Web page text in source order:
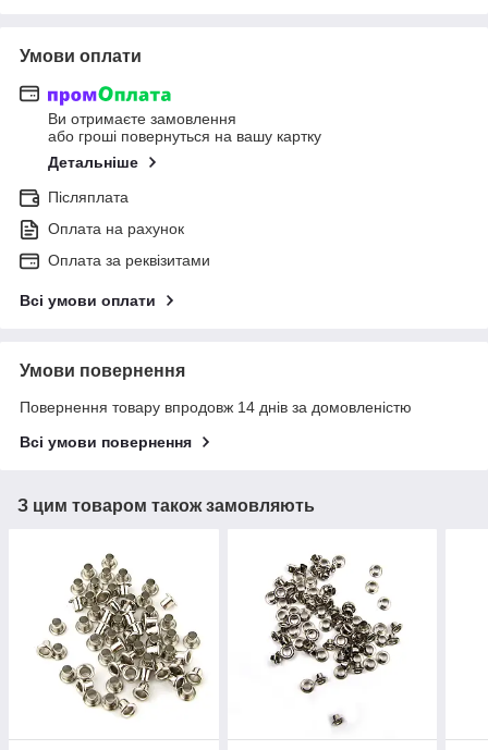
Умови оплати
Ви отримаєте замовлення
або гроші повернуться на вашу картку
Детальніше
Післяплата
Оплата на рахунок
Оплата за реквізитами
Всі умови оплати
Умови повернення
Повернення товару впродовж 14 днів за домовленістю
Всі умови повернення
З цим товаром також замовляють